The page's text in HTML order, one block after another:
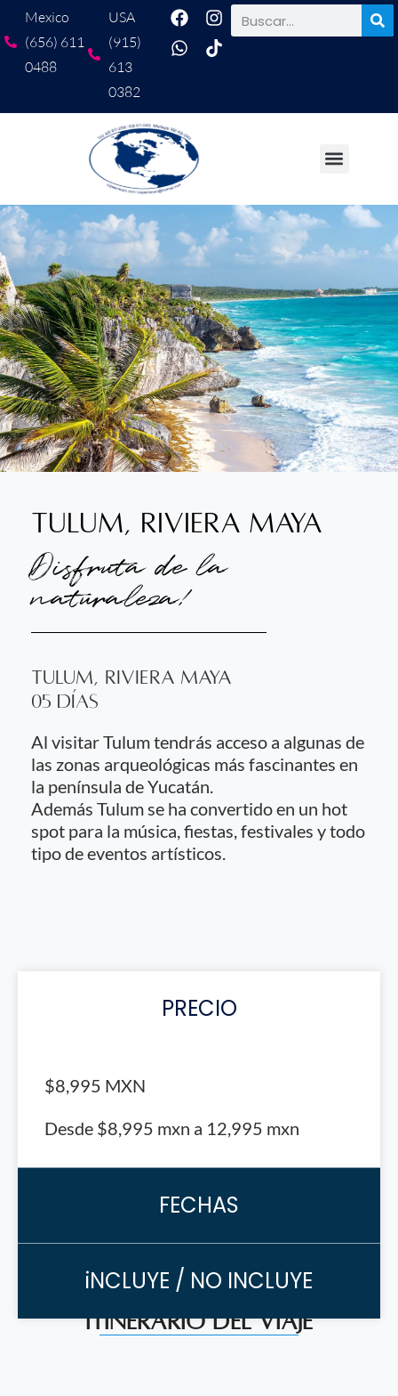
Mexico
(656) 611
0488
USA
(915)
613
0382
Tulum, Riviera Maya
Disfruta de la
naturaleza!
Tulum, Riviera Maya
05 Días
Al visitar Tulum tendrás acceso a algunas de
las zonas arqueológicas más fascinantes en
la península de Yucatán.
Además Tulum se ha convertido en un hot
spot para la música, fiestas, festivales y todo
tipo de eventos artísticos.
PRECIO
FECHAS
iNCLUYE / NO INCLUYE
$8,995 MXN
Desde $8,995 mxn a 12,995 mxn
Itinerario del Viaje